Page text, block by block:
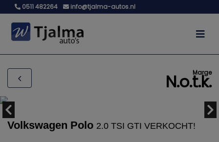
0511 482264 info@tjalma-autos.nl
Marge
N.o.t.k.
Volkswagen Polo 2.0 TSI GTI VERKOCHT!